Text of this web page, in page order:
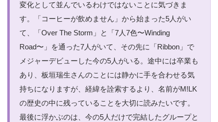
変化として並んでいるわけではないことに気づきま
す。「コーヒーが飲めません」から始まった5人がい
て、「Over The Storm」と「7人7色〜Winding
Road〜」を通った7人がいて、その先に「Ribbon」で
メジャーデビューした今の5人がいる。途中には卒業も
あり、板垣瑞生さんのことには静かに手を合わせる気
持ちになりますが、経緯を詮索するより、名前がM!LK
の歴史の中に残っていることを大切に読みたいです。
最後に浮かぶのは、今の5人だけで完結したグループと